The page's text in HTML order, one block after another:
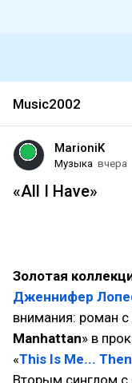
Music2002
MarioniK
Музыка вчера
«All I Have»
Золотая
Дженнифер
внимания: роман с
Manhattan» в
«This Is Me... Then
Вторым синглом с